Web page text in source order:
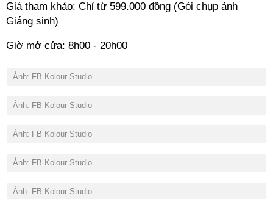
Giá tham khảo: Chỉ từ 599.000 đồng (Gói chụp ảnh
Giáng sinh)
Giờ mở cửa: 8h00 - 20h00
Ảnh: FB Kolour Studio
Ảnh: FB Kolour Studio
Ảnh: FB Kolour Studio
Ảnh: FB Kolour Studio
Ảnh: FB Kolour Studio